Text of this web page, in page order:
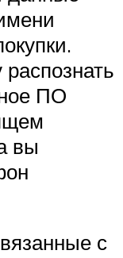
ПО
вы
с